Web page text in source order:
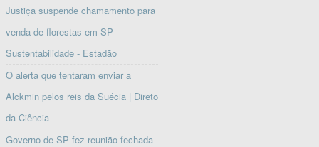
Justiça suspende chamamento para
venda de florestas em SP -
Sustentabilidade - Estadão
O alerta que tentaram enviar a
Alckmin pelos reis da Suécia | Direto
da Ciência
Governo de SP fez reunião fechada